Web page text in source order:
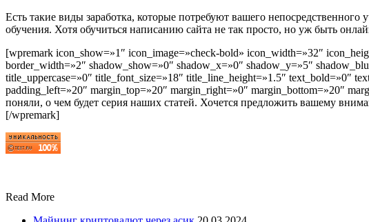
Есть такие виды заработка, которые потребуют вашего
обучения. Хотя обучиться написанию сайта не так просто, но уж быть
[wpremark icon_show=»1″ icon_image=»check-bold» icon_width=»32″
border_width=»2″ shadow_show=»0″ shadow_x=»0″ shadow_y=»5″
title_uppercase=»0″ title_font_size=»18″ title_line_height=»1.5″ text_bold=»0″
padding_left=»20″ margin_top=»20″ margin_right=»0″ margin_bottom=»20″
поняли, о чем будет серия наших статей. Хочется предложить вашему
[/wpremark]
Read More